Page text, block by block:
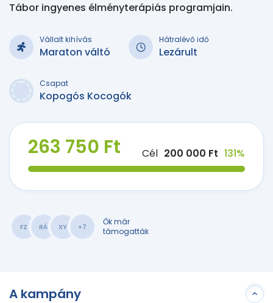
Tábor ingyenes élményterápiás programjain.
Vállalt kihívás
Maraton váltó
Hátralévő idő
Lezárult
Csapat
Kopogós Kocogók
263 750 Ft Cél 200 000 Ft 131%
FZ RÁ XY +7
Ők már
támogatták
A kampány